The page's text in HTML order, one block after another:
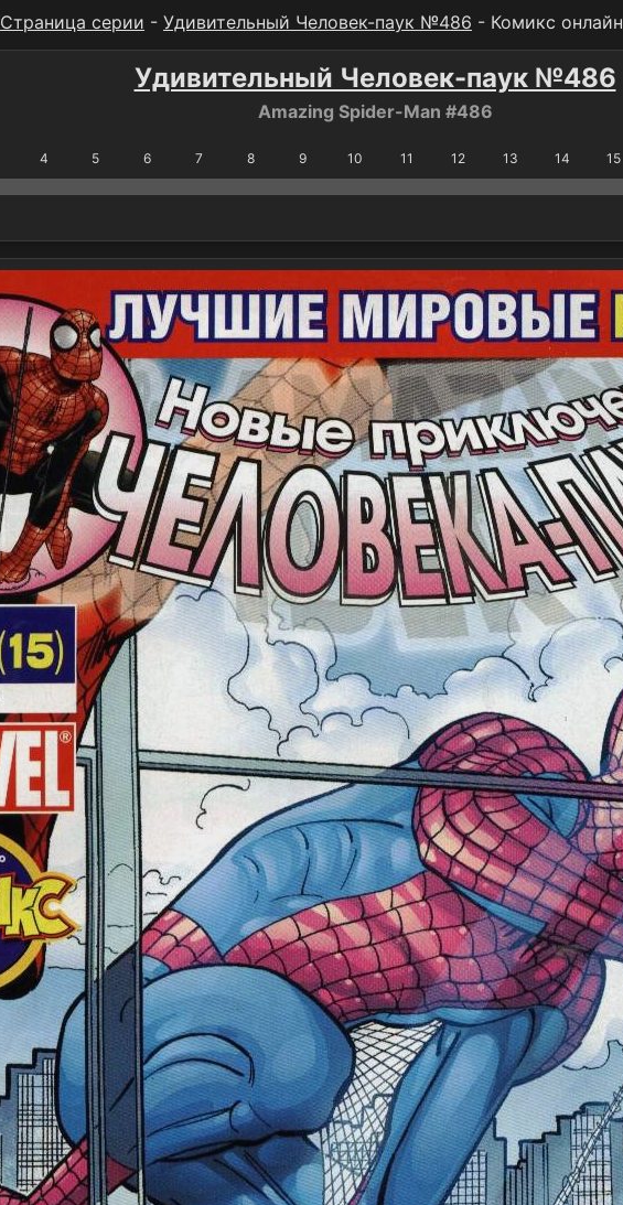
Страница серии - Удивительный Человек-паук №486 - Комикс онлайн
Удивительный Человек-паук №486
Amazing Spider-Man #486
4 5 6 7 8 9 10 11 12 13 14 15